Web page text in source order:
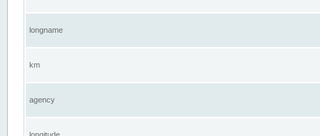
longname
km
agency